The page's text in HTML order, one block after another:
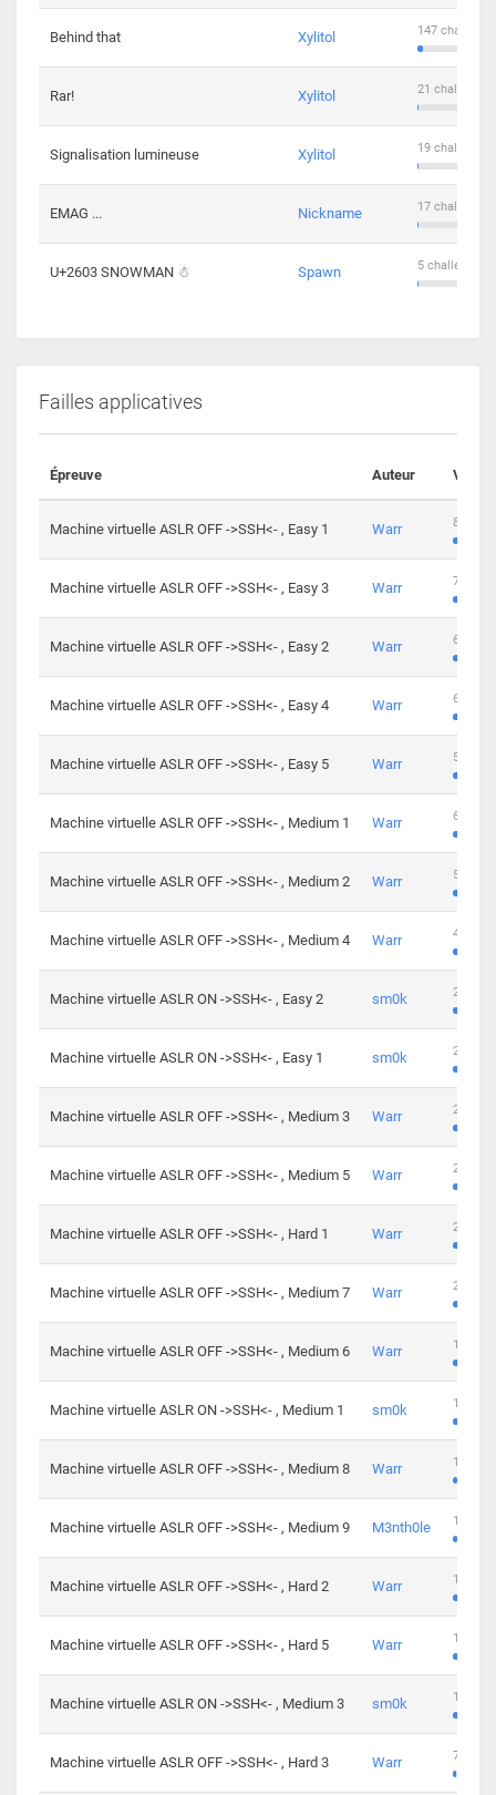
Behind that Xylitol 147
Rar! Xylitol 21
Signalisation lumineuse Xylitol 19
EMAG ... Nickname 17
U+2603 SNOWMAN ☃ Spawn 5 challengers
Failles applicatives
Épreuve Auteur
Machine virtuelle ASLR OFF ->SSH<- , Easy 1 Warr 801
Machine virtuelle ASLR OFF ->SSH<- , Easy 3 Warr 746
Machine virtuelle ASLR OFF ->SSH<- , Easy 2 Warr 681
Machine virtuelle ASLR OFF ->SSH<- , Easy 4 Warr 645
Machine virtuelle ASLR OFF ->SSH<- , Easy 5 Warr 561
Machine virtuelle ASLR OFF ->SSH<- , Medium 1 Warr 605
Machine virtuelle ASLR OFF ->SSH<- , Medium 2 Warr 509
Machine virtuelle ASLR OFF ->SSH<- , Medium 4 Warr 413
Machine virtuelle ASLR ON ->SSH<- , Easy 2 sm0k 247
Machine virtuelle ASLR ON ->SSH<- , Easy 1 sm0k 219
Machine virtuelle ASLR OFF ->SSH<- , Medium 3 Warr 280
Machine virtuelle ASLR OFF ->SSH<- , Medium 5 Warr 265
Machine virtuelle ASLR OFF ->SSH<- , Hard 1 Warr 224
Machine virtuelle ASLR OFF ->SSH<- , Medium 7 Warr 230
Machine virtuelle ASLR OFF ->SSH<- , Medium 6 Warr 168
Machine virtuelle ASLR ON ->SSH<- , Medium 1 sm0k 139
Machine virtuelle ASLR OFF ->SSH<- , Medium 8 Warr 112
Machine virtuelle ASLR OFF ->SSH<- , Medium 9 M3nth0le 100
Machine virtuelle ASLR OFF ->SSH<- , Hard 2 Warr 176
Machine virtuelle ASLR OFF ->SSH<- , Hard 5 Warr 115
Machine virtuelle ASLR ON ->SSH<- , Medium 3 sm0k 115
Machine virtuelle ASLR OFF ->SSH<- , Hard 3 Warr 76